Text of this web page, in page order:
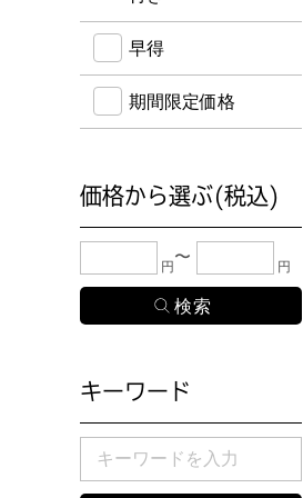
早得
期間限定価格
価格から選ぶ(税込)
下限金額・上限金額のど
円 円
キーワード
検索したい商品のキーワー